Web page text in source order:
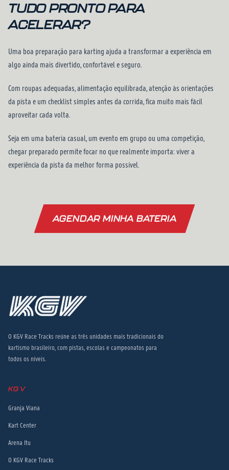
TUDO PRONTO PARA
ACELERAR?
Uma boa preparação para karting ajuda a transformar a experiência em
algo ainda mais divertido, confortável e seguro.
Com roupas adequadas, alimentação equilibrada, atenção às orientações
da pista e um checklist simples antes da corrida, fica muito mais fácil
aproveitar cada volta.
Seja em uma bateria casual, um evento em grupo ou uma competição,
chegar preparado permite focar no que realmente importa: viver a
experiência da pista da melhor forma possível.
AGENDAR MINHA BATERIA
O KGV Race Tracks reúne as três unidades mais tradicionais do
kartismo brasileiro, com pistas, escolas e campeonatos para
todos os níveis.
KGV
Granja Viana
Kart Center
Arena Itu
O KGV Race Tracks